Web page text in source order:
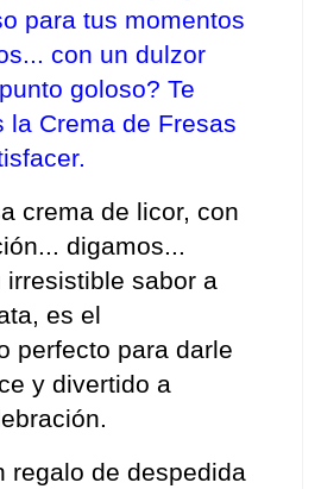
para tus momentos
con un dulzor
goloso? Te
la Crema de Fresas
crema de licor, con
digamos...
irresistible sabor a
es el
perfecto para darle
y divertido a
regalo de despedida